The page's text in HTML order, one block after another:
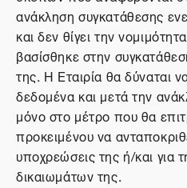
ανάκληση συγκατάθεσης
και δεν θίγει την
βασίσθηκε στην
της. Η Εταιρία θα δύναται
δεδομένα και μετά την
μόνο στο μέτρο που θα
προκειμένου να
υποχρεώσεις της ή/και για
δικαιωμάτων της.